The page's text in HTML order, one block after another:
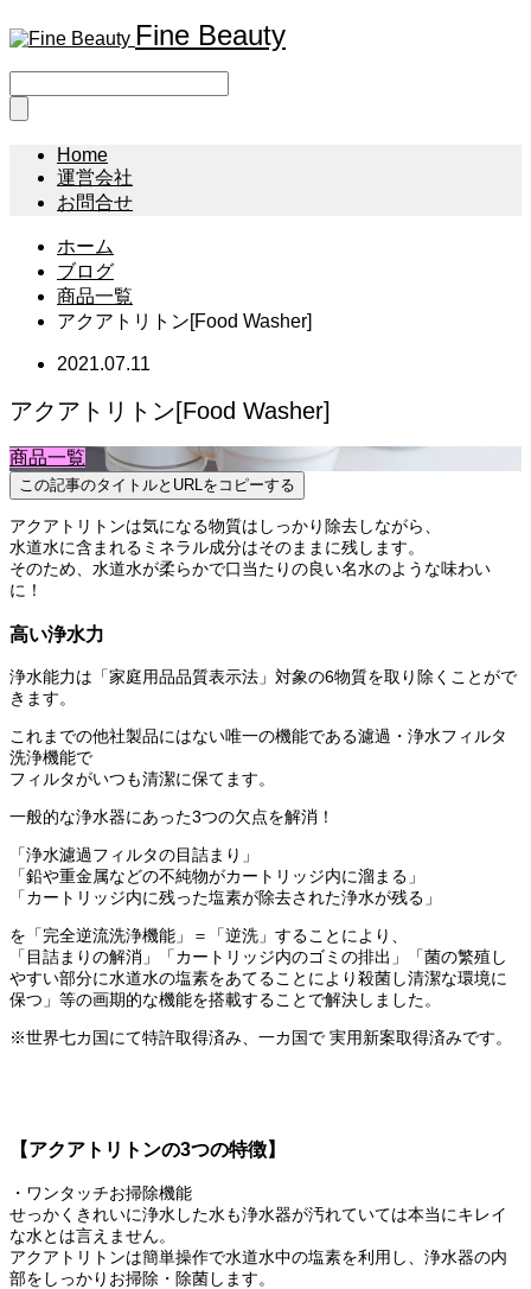
Fine Beauty
Home
運営会社
お問合せ
ホーム
ブログ
商品一覧
アクアトリトン[Food Washer]
2021.07.11
アクアトリトン[Food Washer]
商品一覧
この記事のタイトルとURLをコピーする
アクアトリトンは気になる物質はしっかり除去しながら、
水道水に含まれるミネラル成分はそのままに残します。
そのため、水道水が柔らかで口当たりの良い名水のような味わい
に！
高い浄水力
浄水能力は「家庭用品品質表示法」対象の6物質を取り除くことがで
きます。
これまでの他社製品にはない唯一の機能である濾過・浄水フィルタ
洗浄機能で
フィルタがいつも清潔に保てます。
一般的な浄水器にあった3つの欠点を解消！
「浄水濾過フィルタの目詰まり」
「鉛や重金属などの不純物がカートリッジ内に溜まる」
「カートリッジ内に残った塩素が除去された浄水が残る」
を「完全逆流洗浄機能」＝「逆洗」することにより、
「目詰まりの解消」「カートリッジ内のゴミの排出」「菌の繁殖し
やすい部分に水道水の塩素をあてることにより殺菌し清潔な環境に
保つ」等の画期的な機能を搭載することで解決しました。
※世界七カ国にて特許取得済み、一カ国で 実用新案取得済みです。
【アクアトリトンの3つの特徴】
・ワンタッチお掃除機能
せっかくきれいに浄水した水も浄水器が汚れていては本当にキレイ
な水とは言えません。
アクアトリトンは簡単操作で水道水中の塩素を利用し、浄水器の内
部をしっかりお掃除・除菌します。